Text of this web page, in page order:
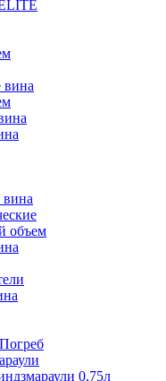
вина
объем
0,75л